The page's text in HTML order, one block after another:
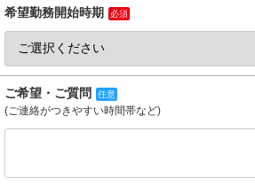
希望勤務開始時期 必須
ご希望・ご質問 任意
(ご連絡がつきやすい時間帯など)